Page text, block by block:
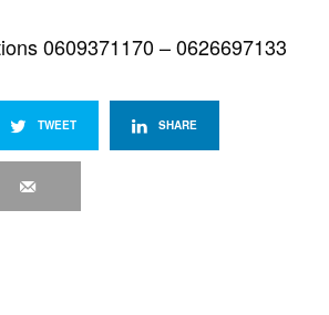
0609371170 – 0626697133
TWEET SHARE